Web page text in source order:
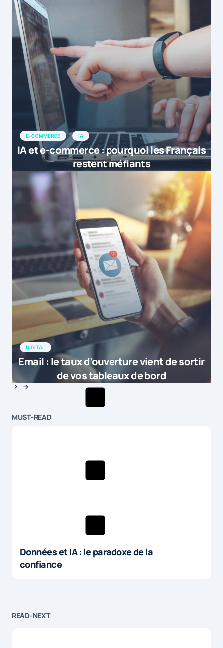
E-COMMERCE IA
IA et e-commerce : pourquoi les Français
restent méfiants
DIGITAL
Email : le taux d’ouverture vient de sortir
de vos tableaux de bord
MUST-READ
Données et IA : le paradoxe de la
confiance
READ-NEXT